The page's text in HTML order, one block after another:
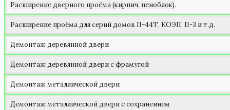
Расширение дверного проёма (кирпич, пеноблок).
Расширение проёма для серий домов П-44Т, КОЭП, П-3 и т.д.
Демонтаж деревянной двери
Демонтаж деревянной двери с фрамугой
Демонтаж металлической двери
Демонтаж металлической двери с сохранением